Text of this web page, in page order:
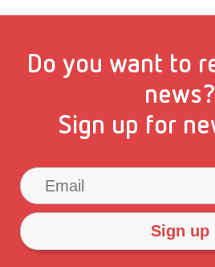
Do you want to
news?
Sign up for